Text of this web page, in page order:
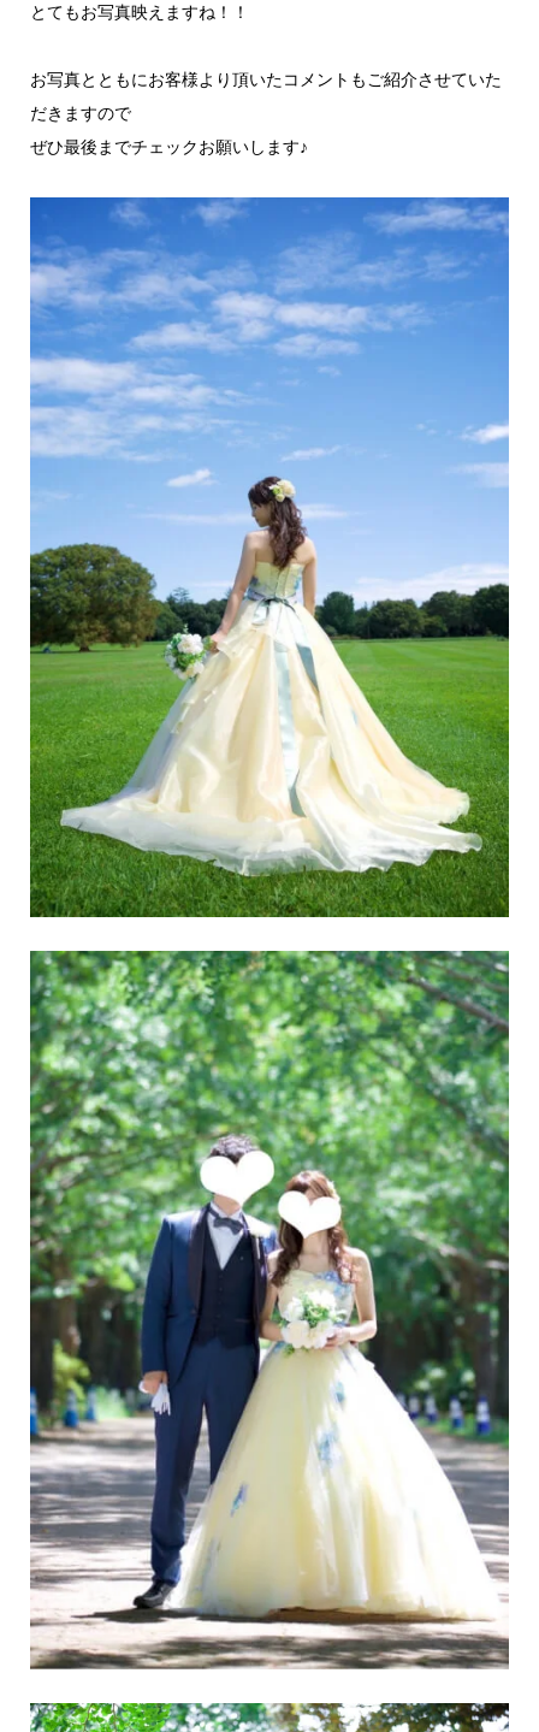
とてもお写真映えますね！！
お写真とともにお客様より頂いたコメントもご紹介させていた
だきますので
ぜひ最後までチェックお願いします♪